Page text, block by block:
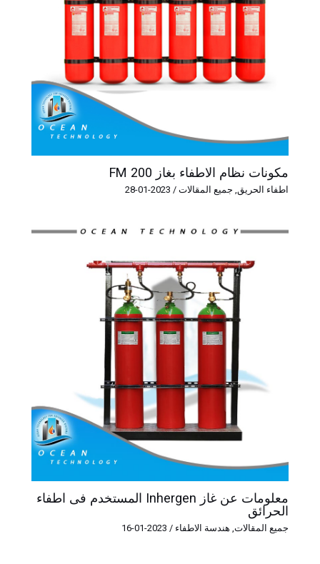
مكونات نظام الاطفاء بغاز FM 200
اطفاء الحريق, جميع المقالات /
2023-01-28
معلومات عن غاز Inhergen المستخدم فى اطفاء
الحرائق
جميع المقالات هندسة الاطفاء /
2023-01-16